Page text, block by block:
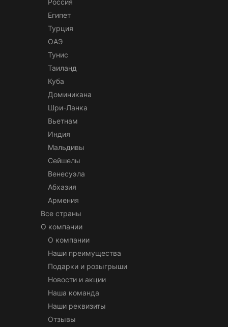
Египет
Турция
ОАЭ
Тунис
Таиланд
Куба
Доминикана
Шри-Ланка
Вьетнам
Индия
Мальдивы
Сейшелы
Венесуэла
Абхазия
Армения
Все страны
О компании
О компании
Наши преимущества
Подарки и розыгрыши
Новости и акции
Наша команда
Наши реквизиты
Отзывы